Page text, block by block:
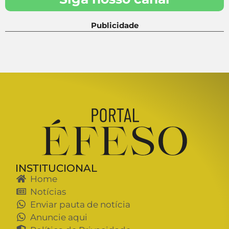
Publicidade
INSTITUCIONAL
Home
Notícias
Enviar pauta de notícia
Anuncie aqui